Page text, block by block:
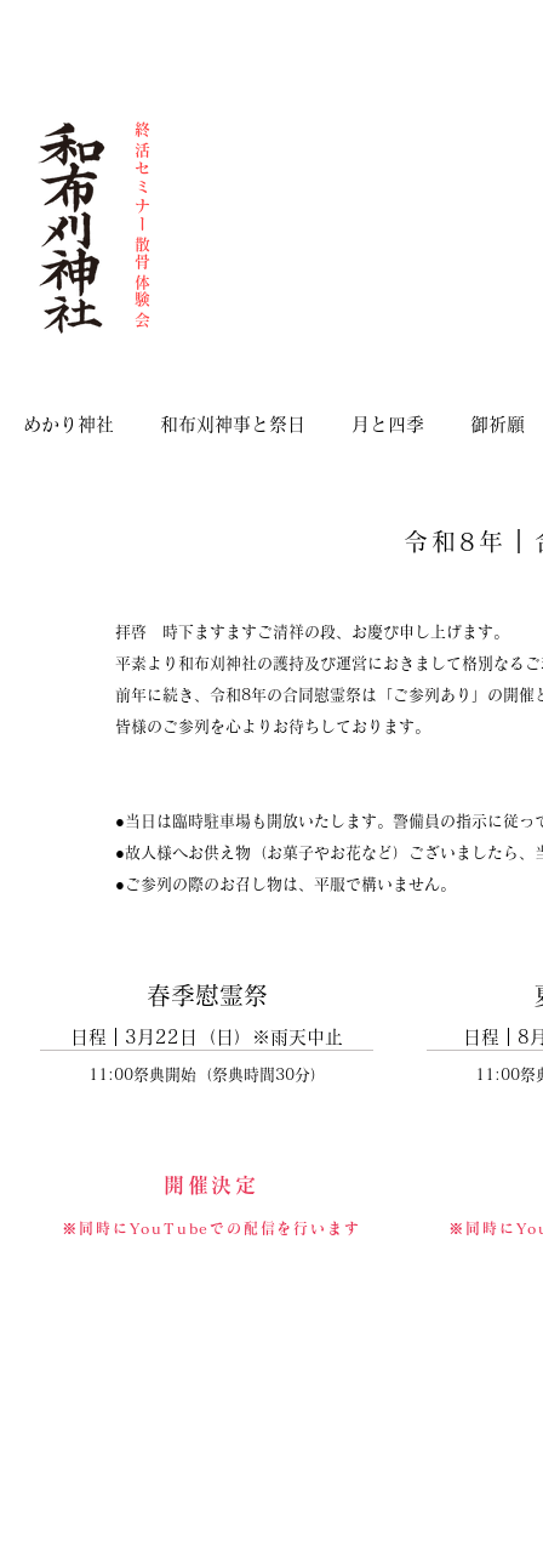
​終活セミナー散骨体験会
めかり神社 和布刈神事と祭日 月と四季 御祈願
令和8年｜
拝啓 時下ますますご清祥の段、お慶び申し上げます。
平素より和布刈神社の護持及び運営におきまして格別なる
前年に続き、令和8年の合同慰霊祭は「ご参列あり」の開催
皆様のご参列を心よりお待ちしております。
●当日は臨時駐車場も開放いたします。警備員の指示に従っ
●故人様へお供え物（お菓子やお花など）ございましたら、
​●ご参列の際のお召し物は、平服で構いません。
春季慰霊祭
日程｜3月22 日（日）※雨天中止
11:00祭典開始（祭典時間30分）
日程｜8
11:00祭
開催決定
※同時にYouTubeでの配信を行います ※同時に